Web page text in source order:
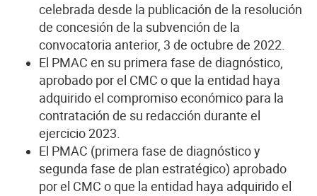
celebrada desde la publicación de la resolución
de concesión de la subvención de la
convocatoria anterior, 3 de octubre de 2022.
El PMAC en su primera fase de diagnóstico,
aprobado por el CMC o que la entidad haya
adquirido el compromiso económico para la
contratación de su redacción durante el
ejercicio 2023.
El PMAC (primera fase de diagnóstico y
segunda fase de plan estratégico) aprobado
por el CMC o que la entidad haya adquirido el